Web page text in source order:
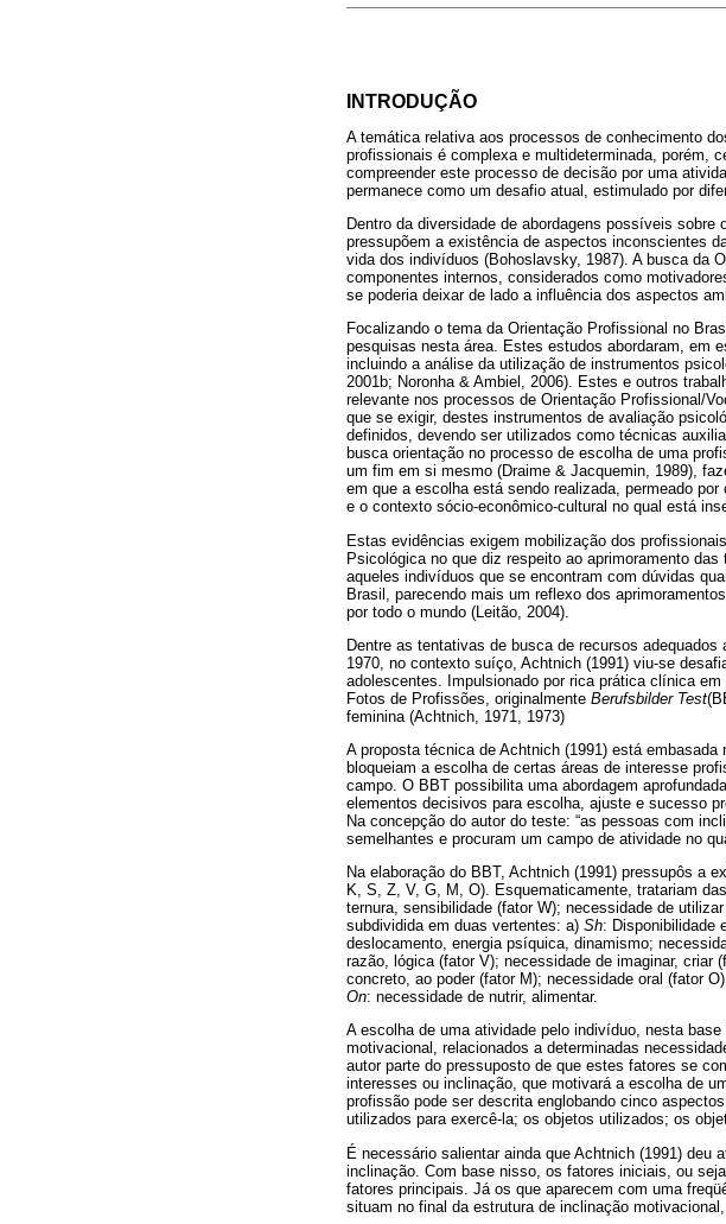
INTRODUÇÃO
A temática relativa aos processos de conhecimento
profissionais é complexa e multideterminada, porém,
compreender este processo de decisão por uma
permanece como um desafio atual, estimulado por
Dentro da diversidade de abordagens possíveis
pressupõem a existência de aspectos inconscientes
vida dos indivíduos (Bohoslavsky, 1987). A busca da
componentes internos, considerados como
se poderia deixar de lado a influência dos aspectos
Focalizando o tema da Orientação Profissional no
pesquisas nesta área. Estes estudos abordaram, em
incluindo a análise da utilização de instrumentos
2001b; Noronha & Ambiel, 2006). Estes e outros
relevante nos processos de Orientação Profissional/
que se exigir, destes instrumentos de avaliação
definidos, devendo ser utilizados como técnicas
busca orientação no processo de escolha de uma
um fim em si mesmo (Draime & Jacquemin, 1989),
em que a escolha está sendo realizada, permeado
e o contexto sócio-econômico-cultural no qual está
Estas evidências exigem mobilização dos
Psicológica no que diz respeito ao aprimoramento
aqueles indivíduos que se encontram com dúvidas
Brasil, parecendo mais um reflexo dos
por todo o mundo (Leitão, 2004).
Dentre as tentativas de busca de recursos
1970, no contexto suíço, Achtnich (1991) viu-se
adolescentes. Impulsionado por rica prática clínica
Fotos de Profissões, originalmente Berufsbilder Test
feminina (Achtnich, 1971, 1973)
A proposta técnica de Achtnich (1991) está
bloqueiam a escolha de certas áreas de interesse
campo. O BBT possibilita uma abordagem
elementos decisivos para escolha, ajuste e sucesso
Na concepção do autor do teste: “as pessoas com
semelhantes e procuram um campo de atividade no
Na elaboração do BBT, Achtnich (1991) pressupôs a
K, S, Z, V, G, M, O). Esquematicamente, tratariam
ternura, sensibilidade (fator W); necessidade de
subdividida em duas vertentes: a) Sh: Disponibilidade
deslocamento, energia psíquica, dinamismo;
razão, lógica (fator V); necessidade de imaginar, criar
concreto, ao poder (fator M); necessidade oral (fator
On: necessidade de nutrir, alimentar.
A escolha de uma atividade pelo indivíduo, nesta
motivacional, relacionados a determinadas
autor parte do pressuposto de que estes fatores se
interesses ou inclinação, que motivará a escolha de
profissão pode ser descrita englobando cinco
utilizados para exercê-la; os objetos utilizados; os
É necessário salientar ainda que Achtnich (1991) deu
inclinação. Com base nisso, os fatores iniciais, ou
fatores principais. Já os que aparecem com uma
situam no final da estrutura de inclinação